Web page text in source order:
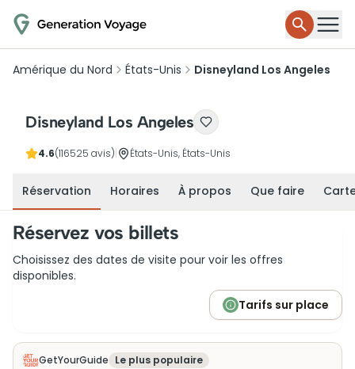
Amérique du Nord États-Unis Disneyland Los Angeles
Disneyland Los Angeles
4.6(116525 avis) États-Unis, États-Unis
Réservation Horaires À propos Que faire
Réservez vos billets
Choisissez des dates de visite pour voir les offres
disponibles.
Tarifs sur place
GetYourGuide Le plus populaire